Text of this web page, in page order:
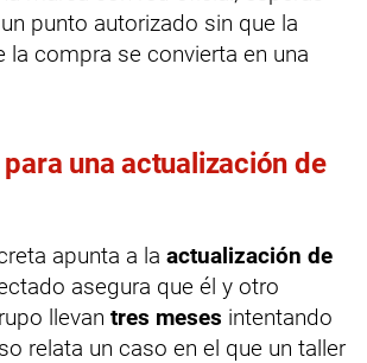
punto autorizado sin que la
la compra se convierta en una
una actualización de
apunta a la actualización de
asegura que él y otro
llevan tres meses intentando
relata un caso en el que un taller